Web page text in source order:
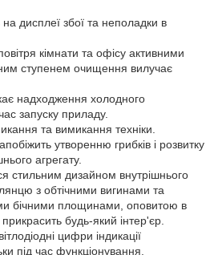
дисплеї збої та неполадки в
кімнати та офісу активними
ступенем очищення вилучає
надходження холодного
запуску приладу.
та вимикання техніки.
утворенню грибків і розвитку
агрегату.
стильним дизайном внутрішнього
з обтічними вигинами та
бічними площинами, оповитою в
будь-який інтер'єр.
цифри індикації
під час функціонування.